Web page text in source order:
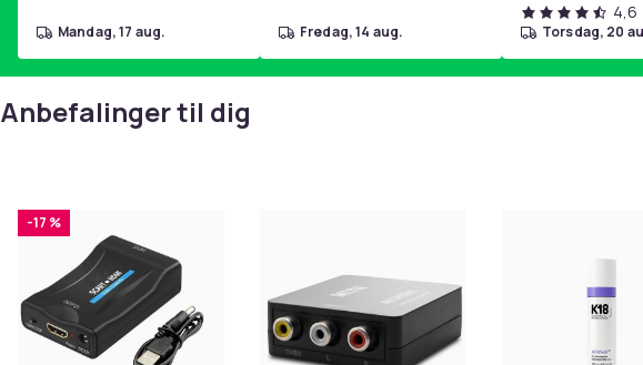
mandag, 17 aug. fredag, 14 aug.
4,6
torsdag, 20
Anbefalinger til dig
-17 %